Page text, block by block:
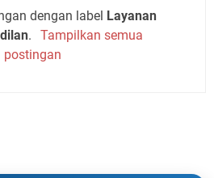
dengan label Layanan
.
Tampilkan semua
postingan